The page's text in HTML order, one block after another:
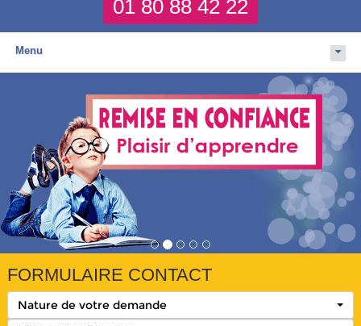
01 80 88 42 22
Menu
FORMULAIRE CONTACT
Nature de votre demande